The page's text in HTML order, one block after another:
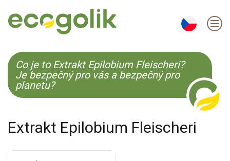
EN ES CS KO
Co je to Extrakt Epilobium Fleischeri?
Je bezpečný pro vás a bezpečný pro
planetu?
Extrakt Epilobium Fleischeri